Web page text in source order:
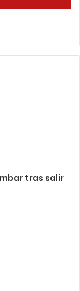
tras salir